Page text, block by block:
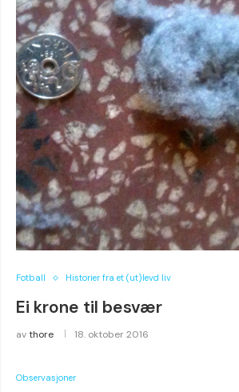
Fotball Historier fra et (ut)levd liv
Ei krone til besvær
avthore 18. oktober 2016
Observasjoner